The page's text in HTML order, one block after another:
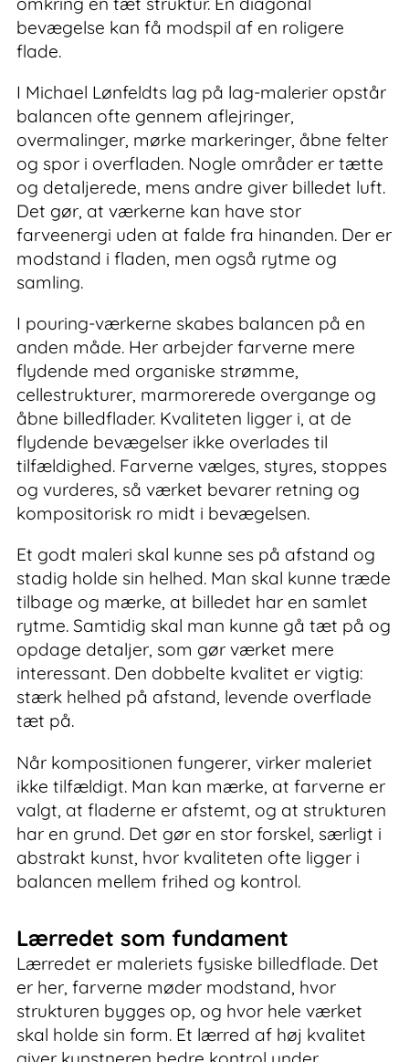
bevægelse kan få modspil af en roligere
flade.
I Michael Lønfeldts lag på lag-malerier opstår
balancen ofte gennem aflejringer,
overmalinger, mørke markeringer, åbne felter
og spor i overfladen. Nogle områder er tætte
og detaljerede, mens andre giver billedet luft.
Det gør, at værkerne kan have stor
farveenergi uden at falde fra hinanden. Der er
modstand i fladen, men også rytme og
samling.
I pouring-værkerne skabes balancen på en
anden måde. Her arbejder farverne mere
flydende med organiske strømme,
cellestrukturer, marmorerede overgange og
åbne billedflader. Kvaliteten ligger i, at de
flydende bevægelser ikke overlades til
tilfældighed. Farverne vælges, styres, stoppes
og vurderes, så værket bevarer retning og
kompositorisk ro midt i bevægelsen.
Et godt maleri skal kunne ses på afstand og
stadig holde sin helhed. Man skal kunne træde
tilbage og mærke, at billedet har en samlet
rytme. Samtidig skal man kunne gå tæt på og
opdage detaljer, som gør værket mere
interessant. Den dobbelte kvalitet er vigtig:
stærk helhed på afstand, levende overflade
tæt på.
Når kompositionen fungerer, virker maleriet
ikke tilfældigt. Man kan mærke, at farverne er
valgt, at fladerne er afstemt, og at strukturen
har en grund. Det gør en stor forskel, særligt i
abstrakt kunst, hvor kvaliteten ofte ligger i
balancen mellem frihed og kontrol.
Lærredet som fundament
Lærredet er maleriets fysiske billedflade. Det
er her, farverne møder modstand, hvor
strukturen bygges op, og hvor hele værket
skal holde sin form. Et lærred af høj kvalitet